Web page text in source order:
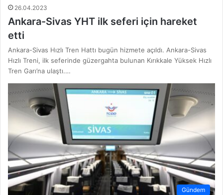
26.04.2023
Ankara-Sivas YHT ilk seferi için hareket
etti
Ankara-Sivas Hızlı Tren Hattı bugün hizmete açıldı. Ankara-Sivas
Hızlı Treni, ilk seferinde güzergahta bulunan Kırıkkale Yüksek Hızlı
Tren Garı’na ulaştı.…
Gündem